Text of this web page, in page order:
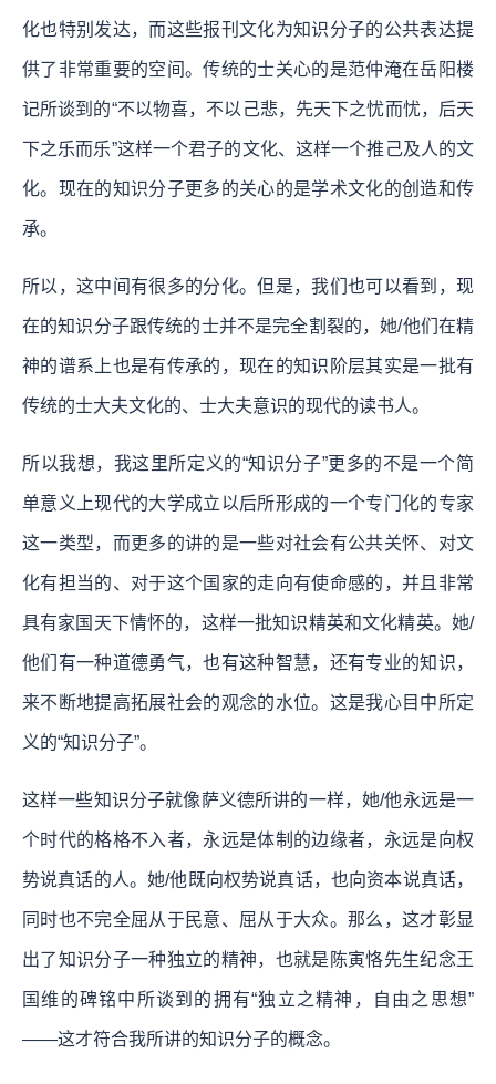
化也特别发达，而这些报刊文化为知识分子的公共表达提
供了非常重要的空间。传统的士关心的是范仲淹在岳阳楼
记所谈到的“不以物喜，不以己悲，先天下之忧而忧，后天
下之乐而乐”这样一个君子的文化、这样一个推己及人的文
化。现在的知识分子更多的关心的是学术文化的创造和传
承。
所以，这中间有很多的分化。但是，我们也可以看到，现
在的知识分子跟传统的士并不是完全割裂的，她/他们在精
神的谱系上也是有传承的，现在的知识阶层其实是一批有
传统的士大夫文化的、士大夫意识的现代的读书人。
所以我想，我这里所定义的“知识分子”更多的不是一个简
单意义上现代的大学成立以后所形成的一个专门化的专家
这一类型，而更多的讲的是一些对社会有公共关怀、对文
化有担当的、对于这个国家的走向有使命感的，并且非常
具有家国天下情怀的，这样一批知识精英和文化精英。她/
他们有一种道德勇气，也有这种智慧，还有专业的知识，
来不断地提高拓展社会的观念的水位。这是我心目中所定
义的“知识分子”。
这样一些知识分子就像萨义德所讲的一样，她/他永远是一
个时代的格格不入者，永远是体制的边缘者，永远是向权
势说真话的人。她/他既向权势说真话，也向资本说真话，
同时也不完全屈从于民意、屈从于大众。那么，这才彰显
出了知识分子一种独立的精神，也就是陈寅恪先生纪念王
国维的碑铭中所谈到的拥有“独立之精神，自由之思想”
——这才符合我所讲的知识分子的概念。